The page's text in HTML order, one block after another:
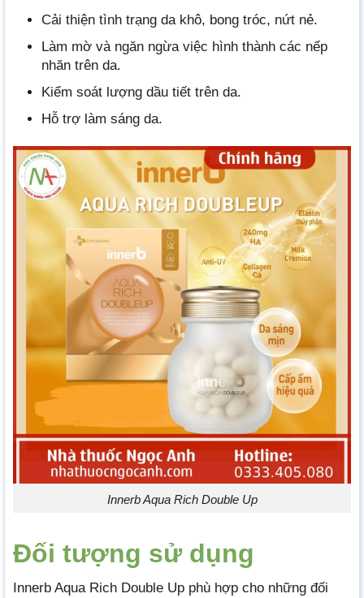
Cải thiện tình trạng da khô, bong tróc, nứt nẻ.
Làm mờ và ngăn ngừa việc hình thành các nếp
nhăn trên da.
Kiểm soát lượng dầu tiết trên da.
Hỗ trợ làm sáng da.
Innerb Aqua Rich Double Up
Đối tượng sử dụng
Innerb Aqua Rich Double Up phù hợp cho những đối